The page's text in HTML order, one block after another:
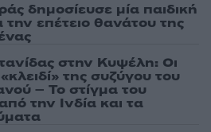
δημοσίευσε μία παιδική
επέτειο θανάτου της
στην Κυψέλη: Οι
της συζύγου του
– Το στίγμα του
την Ινδία και τα